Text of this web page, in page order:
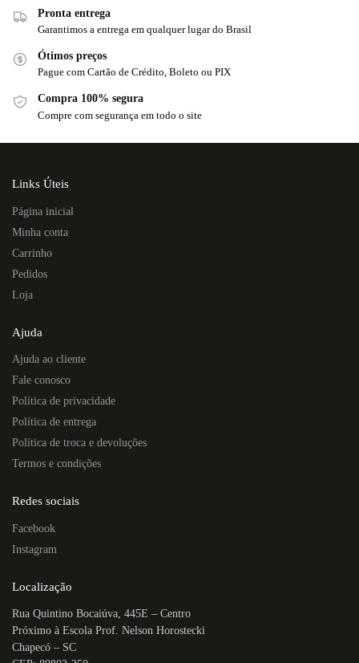
Pronta entrega
Garantimos a entrega em qualquer lugar do Brasil
Ótimos preços
Pague com Cartão de Crédito, Boleto ou PIX
Compra 100% segura
Compre com segurança em todo o site
Links Úteis
Página inicial
Minha conta
Carrinho
Pedidos
Loja
Ajuda
Ajuda ao cliente
Fale conosco
Política de privacidade
Política de entrega
Política de troca e devoluções
Termos e condições
Redes sociais
Facebook
Instagram
Localização
Rua Quintino Bocaiúva, 445E – Centro
Próximo à Escola Prof. Nelson Horostecki
Chapecó – SC